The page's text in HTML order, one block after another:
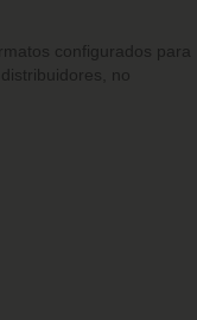
configurados para
no